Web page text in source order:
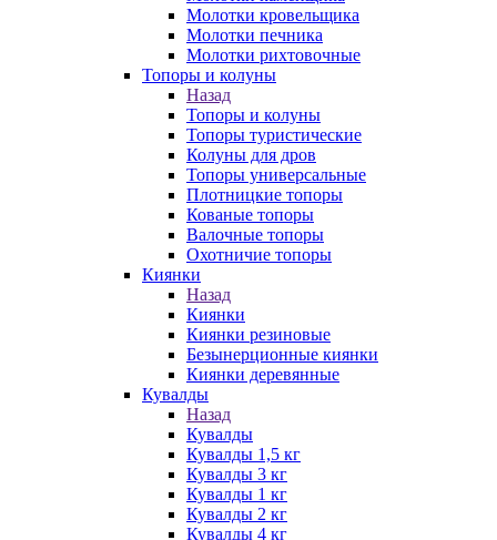
Молотки кровельщика
Молотки печника
Молотки рихтовочные
Топоры и колуны
Назад
Топоры и колуны
Топоры туристические
Колуны для дров
Топоры универсальные
Плотницкие топоры
Кованые топоры
Валочные топоры
Охотничие топоры
Киянки
Назад
Киянки
Киянки резиновые
Безынерционные киянки
Киянки деревянные
Кувалды
Назад
Кувалды
Кувалды 1,5 кг
Кувалды 3 кг
Кувалды 1 кг
Кувалды 2 кг
Кувалды 4 кг